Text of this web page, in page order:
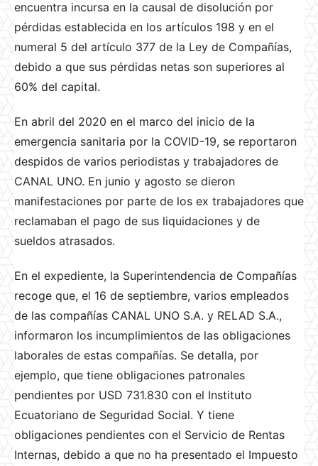
encuentra incursa en la causal de disolución por
pérdidas establecida en los artículos 198 y en el
numeral 5 del artículo 377 de la Ley de Compañías,
debido a que sus pérdidas netas son superiores al
60% del capital.
En abril del 2020 en el marco del inicio de la
emergencia sanitaria por la COVID-19, se reportaron
despidos de varios periodistas y trabajadores de
CANAL UNO. En junio y agosto se dieron
manifestaciones por parte de los ex trabajadores que
reclamaban el pago de sus liquidaciones y de
sueldos atrasados.
En el expediente, la Superintendencia de Compañías
recoge que, el 16 de septiembre, varios empleados
de las compañías CANAL UNO S.A. y RELAD S.A.,
informaron los incumplimientos de las obligaciones
laborales de estas compañías. Se detalla, por
ejemplo, que tiene obligaciones patronales
pendientes por USD 731.830 con el Instituto
Ecuatoriano de Seguridad Social. Y tiene
obligaciones pendientes con el Servicio de Rentas
Internas, debido a que no ha presentado el Impuesto